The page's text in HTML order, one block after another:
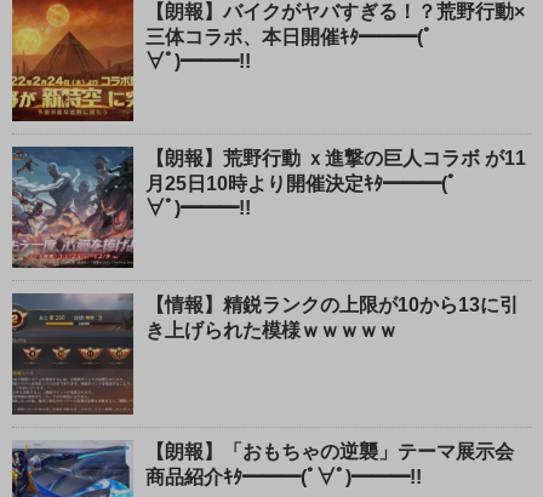
【朗報】バイクがヤバすぎる！？荒野行動×
三体コラボ、本日開催ｷﾀ━━━(ﾟ
∀ﾟ)━━━!!
【朗報】荒野行動 ｘ進撃の巨人コラボ が11
月25日10時より開催決定ｷﾀ━━━(ﾟ
∀ﾟ)━━━!!
【情報】精鋭ランクの上限が10から13に引
き上げられた模様ｗｗｗｗｗ
【朗報】「おもちゃの逆襲」テーマ展示会
商品紹介ｷﾀ━━━(ﾟ∀ﾟ)━━━!!